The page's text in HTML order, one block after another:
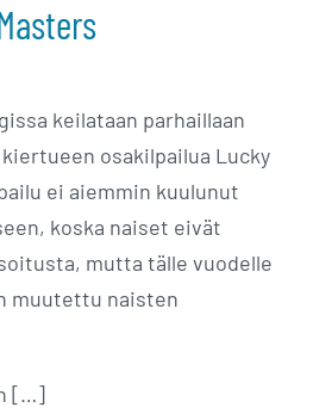
keilataan parhaillaan
osakilpailua Lucky
ei aiemmin kuulunut
koska naiset eivät
mutta tälle vuodelle
muutettu naisten
[…]